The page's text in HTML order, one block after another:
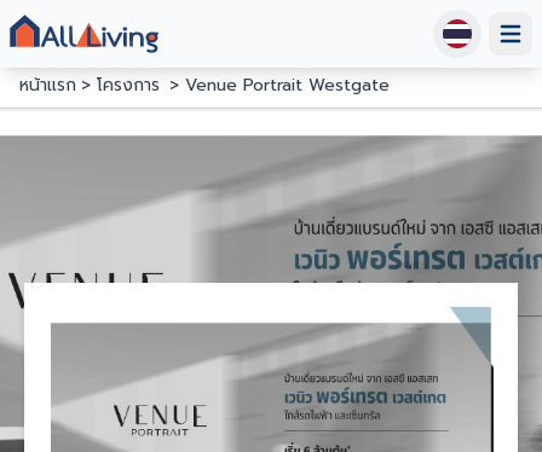
หน้าแรก
โครงการ Venue Portrait Westgate